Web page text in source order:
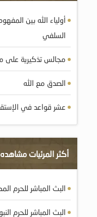
أولياء الله بين
السلفي
مجالس تذكيرية على
الصدق مع الله
عشر قواعد في
أكثر المرئيات مشاهده
البث المباشر للحرم
البث المباشر للحرم